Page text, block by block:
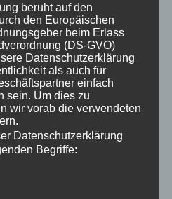
Programm durch
und
der Zukunftwerkstatt
Experten und
und Praxis
interessierten
aktuelle
und innovative
beruht auf den
den Europäischen
beim Erlass
(DS-GVO)
Datenschutzerklärung
als auch für
einfach
sein. Um dies zu
wir vorab die verwendeten
Datenschutzerklärung
Begriffe: